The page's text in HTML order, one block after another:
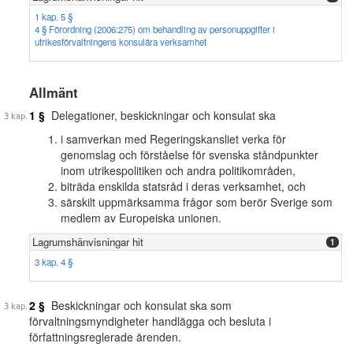
1 kap. 5 §
4 § Förordning (2006:275) om behandling av personuppgifter i
utrikesförvaltningens konsulära verksamhet
Allmänt
1 § Delegationer, beskickningar och konsulat ska
i samverkan med Regeringskansliet verka för
genomslag och förståelse för svenska ståndpunkter
inom utrikespolitiken och andra politikområden,
biträda enskilda statsråd i deras verksamhet, och
särskilt uppmärksamma frågor som berör Sverige som
medlem av Europeiska unionen.
Lagrumshänvisningar hit 1
3 kap. 4 §
2 § Beskickningar och konsulat ska som
förvaltningsmyndigheter handlägga och besluta i
författningsreglerade ärenden.